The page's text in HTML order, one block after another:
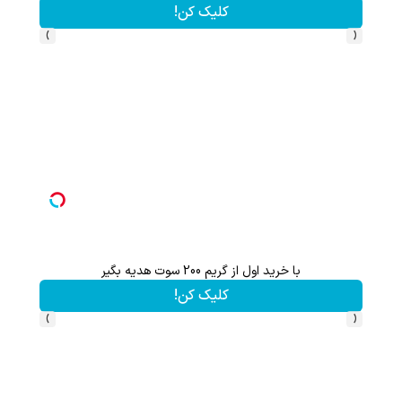
کلیک کن!
‹
›
با خرید اول از گریم 200 سوت هدیه بگیر
کلیک کن!
‹
›